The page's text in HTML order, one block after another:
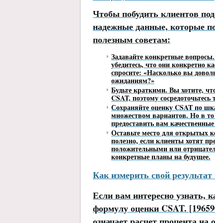
Чтобы побудить клиентов
надежные данные, которые
полезным советам:
Задавайте конкретные вопросы.
убедитесь, что они конкретно
спросите: «Насколько вы
ожиданиям?»
Будьте краткими. Вы хотите,
CSAT, поэтому
Сохраняйте оценку CSAT по
множеством вариантов. Но в
предоставить вам
Оставьте место для открытых
полезно, если клиенты хотят
положительными или
конкретные планы на будущее.
Как измерить свой
Если вам интересно узнать,
формулу оценки CSAT.